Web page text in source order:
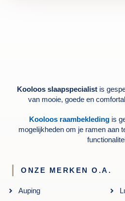
Kooloos slaapspecialist is
van mooie, goede en
Kooloos raambekleding is
mogelijkheden om je ramen aan
ONZE MERKEN O.A.
Auping